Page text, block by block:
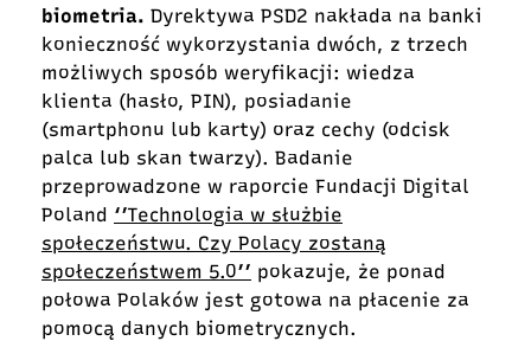
biometria. Dyrektywa PSD2 nakłada na banki
konieczność wykorzystania dwóch, z trzech
możliwych sposób weryfikacji: wiedza
klienta (hasło, PIN), posiadanie
(smartphonu lub karty) oraz cechy (odcisk
palca lub skan twarzy). Badanie
przeprowadzone w raporcie Fundacji Digital
Poland ‘’Technologia w służbie
społeczeństwu. Czy Polacy zostaną
społeczeństwem 5.0’’ pokazuje, że ponad
połowa Polaków jest gotowa na płacenie za
pomocą danych biometrycznych.